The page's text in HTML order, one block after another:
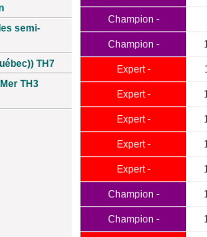
semi-
TH7
TH3
Champion -
Champion -
Expert -
Expert -
Expert -
Expert -
Expert -
Champion -
Champion -